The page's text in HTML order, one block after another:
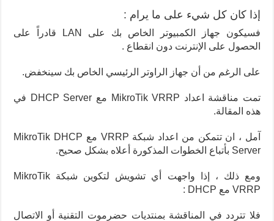
إذا كان كل شيء على ما يرام :
فسيكون جهاز الكمبيوتر الخاص بك على LAN قادراً على
الحصول على الإنترنت دون انقطاع .
على الرغم من أن جهاز الراوتر الرئيسي الخاص بك سينخفض.
تمت مناقشة اعداد MikroTik VRRP مع DHCP Server في
هذه المقالة.
آمل ، ان تتمكن من اعداد شبكة VRRP مع MikroTik DHCP
Server بأتباع الخطوات المذكورة أعلاه بشكل صحيح.
ومع ذلك ، إذا واجهت أي تشويش لتكوين شبكة MikroTik
VRRP مع DHCP :
فلا تتردد في المناقشة بمنتديات حضرموت التقنية أو الاتصال